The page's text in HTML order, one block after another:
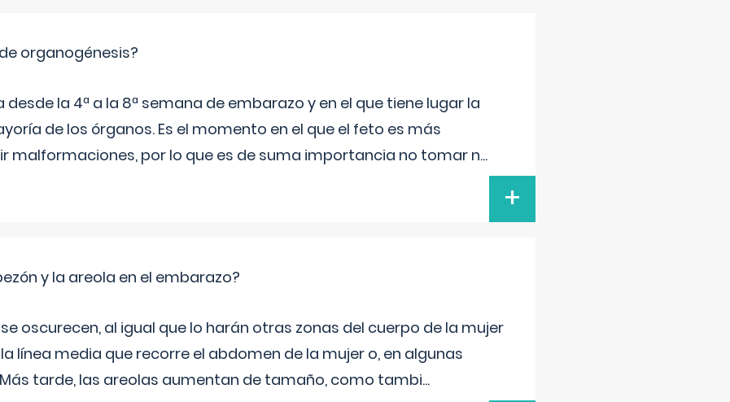
organogénesis?
desde la 4ª a la 8ª semana de embarazo y en el que tiene lugar la
de los órganos. Es el momento en el que el feto es más
malformaciones, por lo que es de suma importancia no tomar n...
+
y la areola en el embarazo?
se oscurecen, al igual que lo harán otras zonas del cuerpo de la mujer
línea media que recorre el abdomen de la mujer o, en algunas
tarde, las areolas aumentan de tamaño, como tambi...